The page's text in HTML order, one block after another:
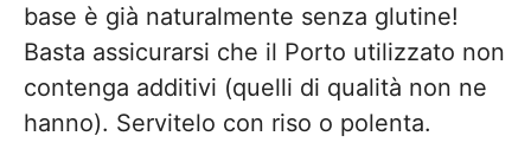
base è già naturalmente senza glutine!
Basta assicurarsi che il Porto utilizzato non
contenga additivi (quelli di qualità non ne
hanno). Servitelo con riso o polenta.